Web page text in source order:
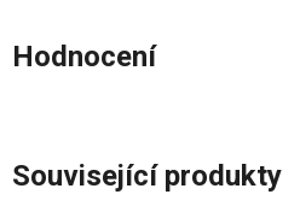
Hodnocení
Související produkty